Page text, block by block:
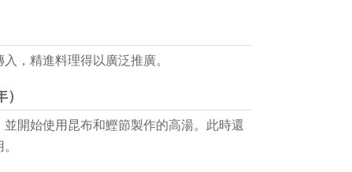
，精進料理得以廣泛推廣。
開始使用昆布和鰹節製作的高湯。此時還